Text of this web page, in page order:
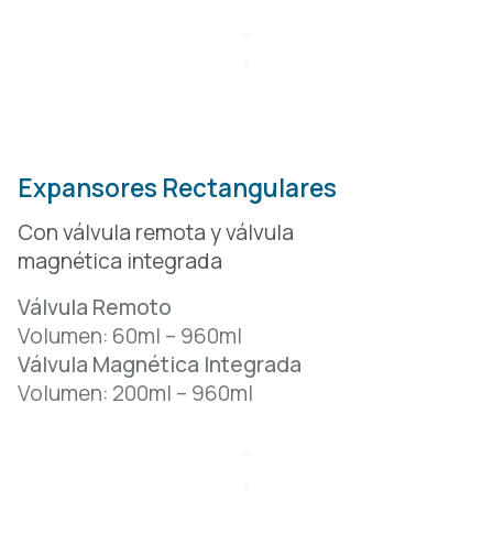
Expansores Rectangulares
Con válvula remota y válvula
magnética integrada
Válvula Remoto
Volumen: 60ml – 960ml
Válvula Magnética Integrada
Volumen: 200ml – 960ml